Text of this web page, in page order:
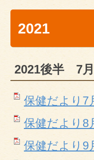
2021
2021後半 7
保健だより7
保健だより8
保健だより9